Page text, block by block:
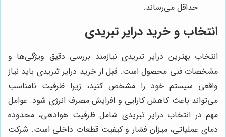
حداقل می‌رساند.
انتخاب و خرید درایر تبریدی
انتخاب بهترین درایر تبریدی نیازمند بررسی دقیق ویژگی‌ها و
مشخصات فنی محصول است. قبل از خرید درایر تبریدی باید نیاز
واقعی سیستم خود را مشخص کنید، زیرا ظرفیت نامناسب
می‌تواند باعث کاهش کارایی و افزایش مصرف انرژی شود. عوامل
مهم در انتخاب درایر تبریدی شامل ظرفیت هوادهی، محدوده
دمای عملیاتی، میزان فشار و کیفیت قطعات داخلی است. شرکت